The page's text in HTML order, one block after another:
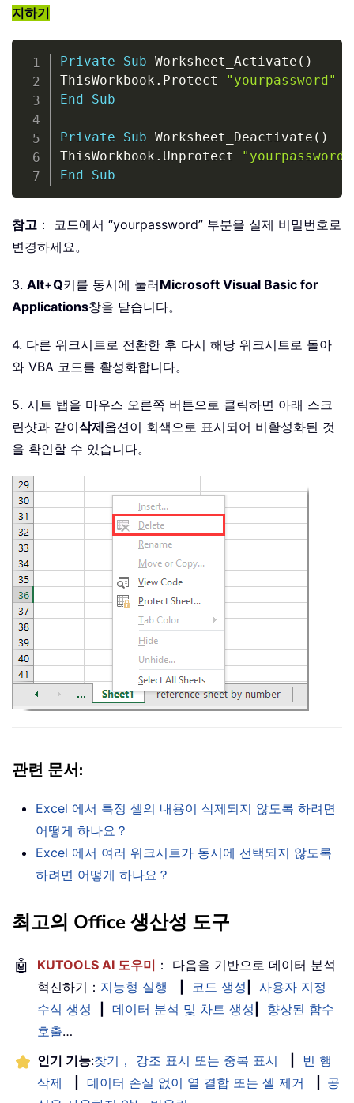
지하기
Private Sub Worksheet_Activate ( )
ThisWorkbook . Protect
"yourpassword"
End
Sub
Private Sub Worksheet_Deactivate ( )
ThisWorkbook . Unprotect
"yourpassword"
End
Sub
Copy
참고 ： 코드에서 “yourpassword” 부분을 실제 비밀번호로
변경하세요。
3. Alt+Q키를 동시에 눌러Microsoft Visual Basic for
Applications창을 닫습니다。
4. 다른 워크시트로 전환한 후 다시 해당 워크시트로 돌아
와 VBA 코드를 활성화합니다。
5. 시트 탭을 마우스 오른쪽 버튼으로 클릭하면 아래 스크
린샷과 같이삭제옵션이 회색으로 표시되어 비활성화된 것
을 확인할 수 있습니다。
관련 문서:
Excel 에서 특정 셀의 내용이 삭제되지 않도록 하려면
어떻게 하나요？
Excel 에서 여러 워크시트가 동시에 선택되지 않도록
하려면 어떻게 하나요？
최고의 Office 생산성 도구
🤖 KUTOOLS AI 도우미 ： 다음을 기반으로 데이터 분석
혁신하기： 지능형 실행 코드 생성
사용자 지정
수식 생성
데이터 분석 및 차트 생성
향상된 함수
호출…
인기 기능:찾기， 강조 표시 또는 중복 표시
빈 행
삭제
데이터 손실 없이 열 결합 또는 셀 제거
공